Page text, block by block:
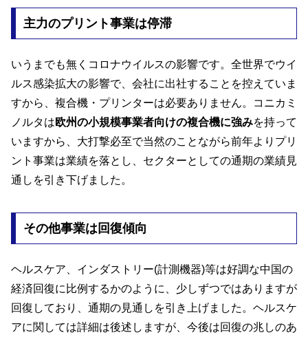
主力のプリント事業は停滞
いうまでも無くコロナウイルスの影響です。全世界でウイ
ルス感染拡大の影響で、会社に出社することを控えていま
すから、複合機・プリンターは必要ありません。コニカミ
ノルタは欧州の小規模事業者向けの複合機に強みを持って
いますから、大打撃必至で当然のことながら前年よりプリ
ント事業は業績を落とし、セクターとしての通期の業績見
通しを引き下げました。
その他事業は回復傾向
ヘルスケア、インダストリー(計測機器)等は好調な中国の
経済回復に比例するかのように、少しずつではありますが
回復しており、通期の見通しを引き上げました。ヘルスケ
アに関しては詳細は後述しますが、今後は回復の兆しのあ